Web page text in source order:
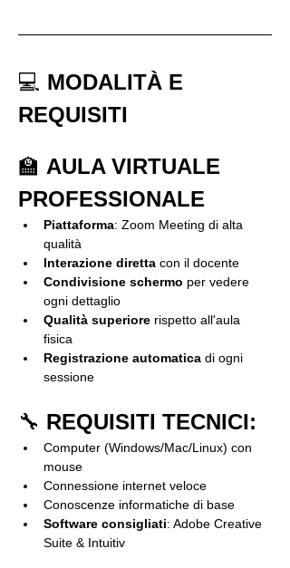
💻 MODALITÀ E
REQUISITI
🏫 AULA VIRTUALE
PROFESSIONALE
Piattaforma: Zoom Meeting di alta
qualità
Interazione diretta con il docente
Condivisione schermo per vedere
ogni dettaglio
Qualità superiore rispetto all'aula
fisica
Registrazione automatica di ogni
sessione
🔧 REQUISITI TECNICI:
Computer (Windows/Mac/Linux) con
mouse
Connessione internet veloce
Conoscenze informatiche di base
Software consigliati: Adobe Creative
Suite & Intuitiv